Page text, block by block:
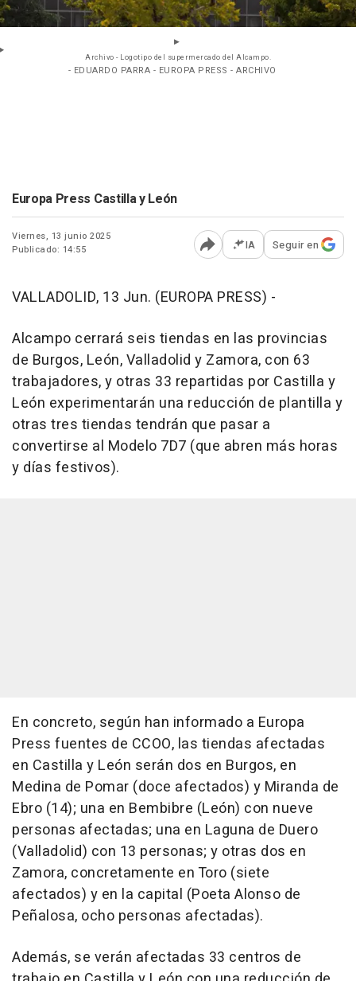
Archivo - Logotipo del supermercado del Alcampo.
- EDUARDO PARRA - EUROPA PRESS - ARCHIVO
Europa Press Castilla y León
Viernes, 13 junio 2025
Publicado: 14:55
Abrir opciones para
IA Seguir en
VALLADOLID, 13 Jun. (EUROPA PRESS) -
Alcampo cerrará seis tiendas en las provincias
de Burgos, León, Valladolid y Zamora, con 63
trabajadores, y otras 33 repartidas por Castilla y
León experimentarán una reducción de plantilla y
otras tres tiendas tendrán que pasar a
convertirse al Modelo 7D7 (que abren más horas
y días festivos).
En concreto, según han informado a Europa
Press fuentes de CCOO, las tiendas afectadas
en Castilla y León serán dos en Burgos, en
Medina de Pomar (doce afectados) y Miranda de
Ebro (14); una en Bembibre (León) con nueve
personas afectadas; una en Laguna de Duero
(Valladolid) con 13 personas; y otras dos en
Zamora, concretamente en Toro (siete
afectados) y en la capital (Poeta Alonso de
Peñalosa, ocho personas afectadas).
Además, se verán afectadas 33 centros de